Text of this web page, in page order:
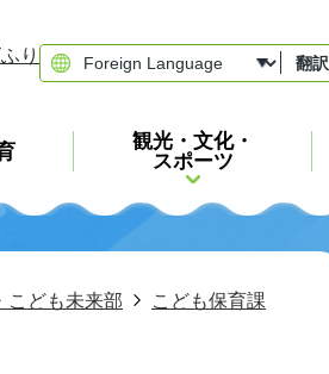
り 翻訳
観光・文化・
スポーツ
こども未来部
こども保育課